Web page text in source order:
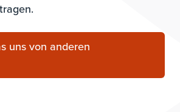
uns von anderen